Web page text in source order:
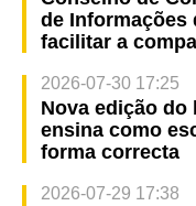
de Informações
facilitar a
2026-07-30 17:25
Nova edição do
ensina como
forma correcta
2026-07-29 17:38